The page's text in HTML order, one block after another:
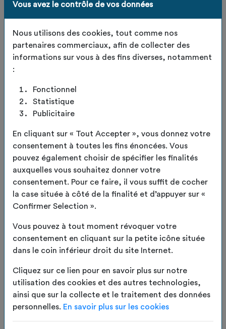
Vous avez le contrôle de vos données
Nous utilisons des cookies, tout comme nos
partenaires commerciaux, afin de collecter des
informations sur vous à des fins diverses, notamment
:
Fonctionnel
Statistique
Publicitaire
En cliquant sur « Tout Accepter », vous donnez votre
consentement à toutes les fins énoncées. Vous
pouvez également choisir de spécifier les finalités
auxquelles vous souhaitez donner votre
consentement. Pour ce faire, il vous suffit de cocher
la case située à côté de la finalité et d’appuyer sur «
Confirmer Selection ».
Vous pouvez à tout moment révoquer votre
consentement en cliquant sur la petite icône située
dans le coin inférieur droit du site Internet.
Cliquez sur ce lien pour en savoir plus sur notre
utilisation des cookies et des autres technologies,
ainsi que sur la collecte et le traitement des données
personnelles. En savoir plus sur les cookies
Panière Vert Tilleul
taille L
Code de l'article : TDO-PANIERE-VERT TILLEUL -TAILLE L
Panières upcyclées – pratiques, durables et uniques
votre intérieur avec nos panières upcyclées.
Confectionnées à partir de toiles recyclées, elles
allient solidité, originalité et engagement
Disponibles en trois tailles, elles s’adaptent à tous
vos besoins : rangement du quotidien, accessoires,
produits de salle de bain ou petits essentiels de la
maison.
Dimensions :
LIRE LA SUITE
6.00€TTC